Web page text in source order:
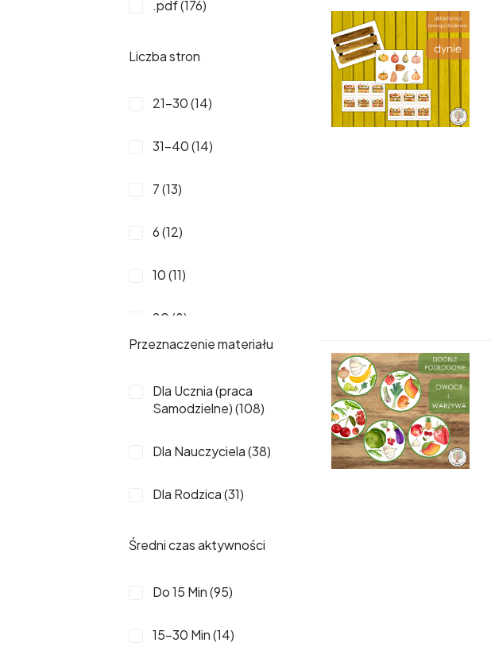
Klasa 4 (6)
Klasa 5 (2)
.pdf (176)
Liczba stron
21-30 (14)
31-40 (14)
7 (13)
6 (12)
10 (11)
20 (8)
5 (6)
15 (5)
14 (4)
Przeznaczenie materiału
Dla Ucznia (praca
Samodzielne) (108)
Dla Nauczyciela (38)
Dla Rodzica (31)
Średni czas aktywności
Do 15 Min (95)
15-30 Min (14)